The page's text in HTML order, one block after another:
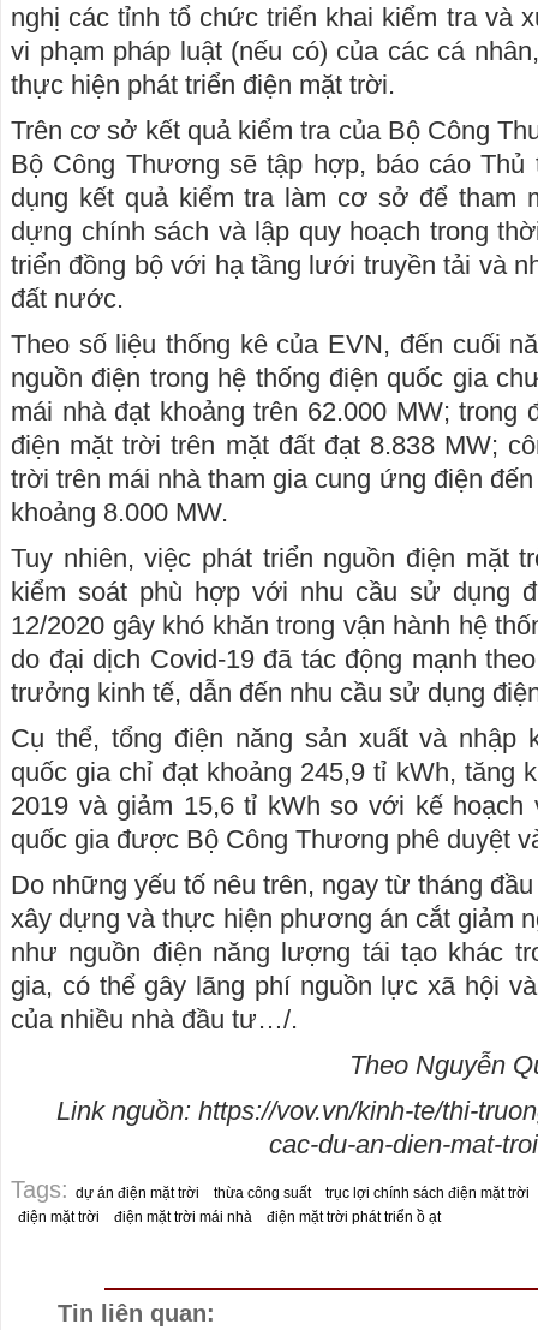
nghị các tỉnh tổ chức triển khai kiểm tra và
vi phạm pháp luật (nếu có) của các cá
thực hiện phát triển điện mặt trời.
Trên cơ sở kết quả kiểm tra của Bộ Công
Bộ Công Thương sẽ tập hợp, báo cáo
dụng kết quả kiểm tra làm cơ sở để tham
dựng chính sách và lập quy hoạch trong
triển đồng bộ với hạ tầng lưới truyền tải và
đất nước.
Theo số liệu thống kê của EVN, đến cuối
nguồn điện trong hệ thống điện quốc gia
mái nhà đạt khoảng trên 62.000 MW; trong
điện mặt trời trên mặt đất đạt 8.838 MW;
trời trên mái nhà tham gia cung ứng điện
khoảng 8.000 MW.
Tuy nhiên, việc phát triển nguồn điện mặt
kiểm soát phù hợp với nhu cầu sử dụng
12/2020 gây khó khăn trong vận hành hệ
do đại dịch Covid-19 đã tác động mạnh
trưởng kinh tế, dẫn đến nhu cầu sử dụng
Cụ thể, tổng điện năng sản xuất và nhập
quốc gia chỉ đạt khoảng 245,9 tỉ kWh, tăng
2019 và giảm 15,6 tỉ kWh so với kế hoạch
quốc gia được Bộ Công Thương phê duyệt
Do những yếu tố nêu trên, ngay từ tháng
xây dựng và thực hiện phương án cắt giảm
như nguồn điện năng lượng tái tạo khác
gia, có thể gây lãng phí nguồn lực xã hội
của nhiều nhà đầu tư…/.
Theo Nguyễn
Link nguồn: https://vov.vn/kinh-te/thi-
cac-du-an-dien-mat-
Tags: dự án điện mặt trời thừa công suất
trục lợi chính sách điện mặt trời
điện mặt trời
điện mặt trời mái nhà điện mặt trời phát triển ồ ạt
Tin liên quan: